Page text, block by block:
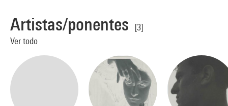
Artistas/ponentes
[3]
Ver todo